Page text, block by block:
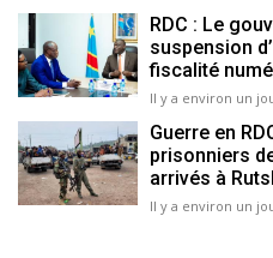
RDC : Le
suspension
fiscalité
Il y a environ un
Guerre en
prisonniers
arrivés à
Il y a environ un